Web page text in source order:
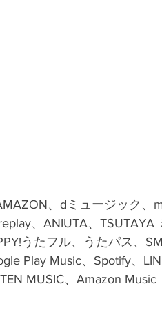
、dミュージック、
、ANIUTA、TSUTAYA
うたフル、うたパス、
Play Music、Spotify、
MUSIC、Amazon Music